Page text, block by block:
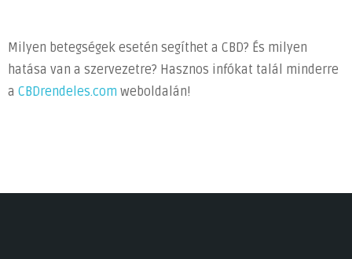
Milyen betegségek esetén segíthet a CBD? És milyen
hatása van a szervezetre? Hasznos infókat talál minderre
a CBDrendeles.com weboldalán!